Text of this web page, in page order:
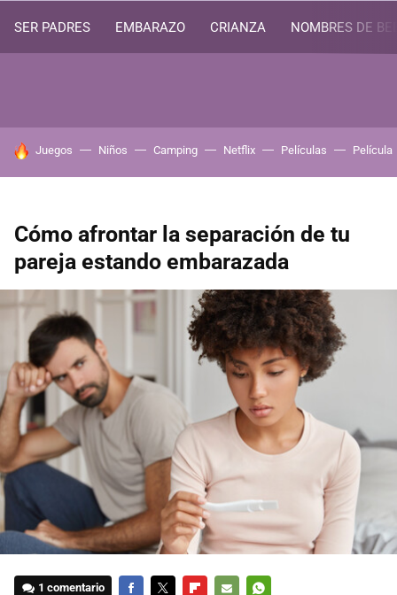
SER PADRES EMBARAZO CRIANZA NOMBRES DE
HOY SE HABLA DE
Juegos Niños Camping Netflix Películas Película
Cómo afrontar la separación de tu
pareja estando embarazada
1 comentario